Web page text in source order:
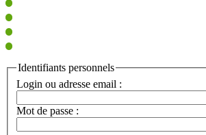
Identifiants personnels
Login ou adresse email :
Mot de passe :